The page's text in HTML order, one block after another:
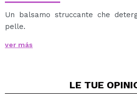
Un balsamo struccante che
pelle.
irritazione o secchezza.
ver más
LE TUE